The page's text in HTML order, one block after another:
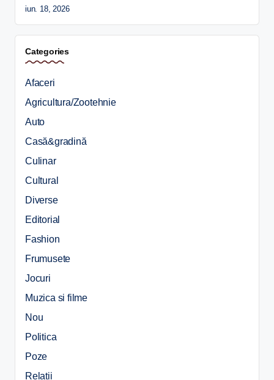
iun. 18, 2026
Categories
Afaceri
Agricultura/Zootehnie
Auto
Casă&gradină
Culinar
Cultural
Diverse
Editorial
Fashion
Frumusete
Jocuri
Muzica si filme
Nou
Politica
Poze
Relații